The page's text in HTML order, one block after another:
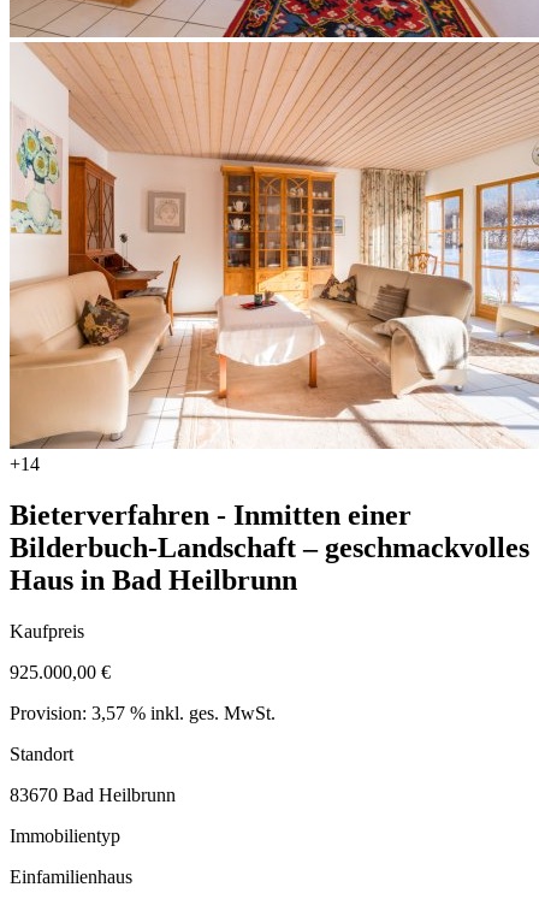
+14
Bieterverfahren - Inmitten einer
Bilderbuch-Landschaft – geschmackvolles
Haus in Bad Heilbrunn
Kaufpreis
925.000,00 €
Provision: 3,57 % inkl. ges. MwSt.
Standort
83670 Bad Heilbrunn
Immobilientyp
Einfamilienhaus